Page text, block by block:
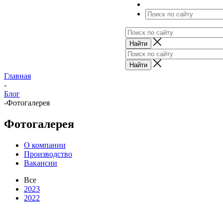
Главная
-
Блог
-Фотогалерея
Фотогалерея
О компании
Производство
Вакансии
Все
2023
2022